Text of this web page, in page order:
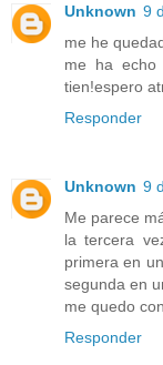
Unknown 9
me he
me ha echo
tien!espero
Responder
Unknown 9
Me parece
la tercera
primera en
segunda en
me quedo
Responder